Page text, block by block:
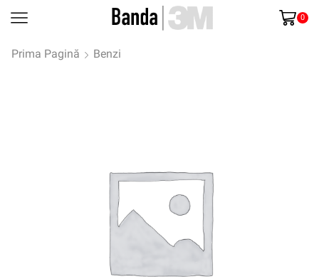
0
Prima Pagină Benzi